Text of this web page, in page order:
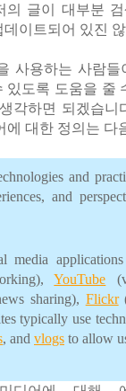
의 글이 대부분
이트되어 있진
사용하는 사람
도록 도움을 줄
각하면 되겠습니
에 대한 정의는 다
and
and
media
YouTube
sharing), Flickr
typically use
, and vlogs to allow